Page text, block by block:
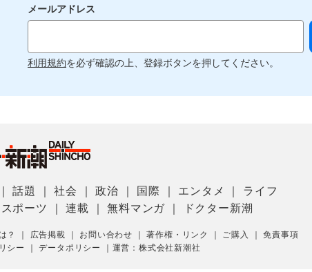
メールアドレス
利用規約を必ず確認の上、登録ボタンを押してください。
｜話題 ｜社会 ｜政治 国際 エンタメ
ライフ
スポーツ ｜連載 ｜無料マンガ ドクター新潮
？ 広告掲載 お問い合わせ ｜著作権・リンク ご購入 ｜免責事項
シー
｜データポリシー 運営：株式会社新潮社